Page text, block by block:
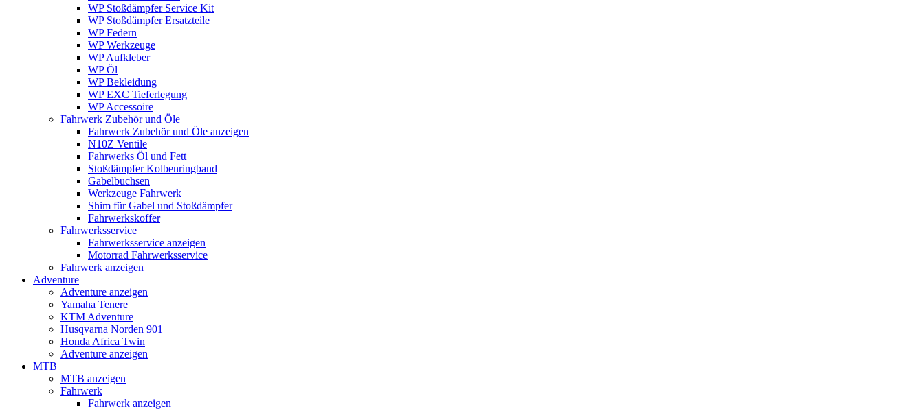
WP Stoßdämpfer Service Kit
WP Stoßdämpfer Ersatzteile
WP Federn
WP Werkzeuge
WP Aufkleber
WP Öl
WP Bekleidung
WP EXC Tieferlegung
WP Accessoire
Fahrwerk Zubehör und Öle
Fahrwerk Zubehör und Öle anzeigen
N10Z Ventile
Fahrwerks Öl und Fett
Stoßdämpfer Kolbenringband
Gabelbuchsen
Werkzeuge Fahrwerk
Shim für Gabel und Stoßdämpfer
Fahrwerkskoffer
Fahrwerksservice
Fahrwerksservice anzeigen
Motorrad Fahrwerksservice
Fahrwerk anzeigen
Adventure
Adventure anzeigen
Yamaha Tenere
KTM Adventure
Husqvarna Norden 901
Honda Africa Twin
Adventure anzeigen
MTB
MTB anzeigen
Fahrwerk
Fahrwerk anzeigen